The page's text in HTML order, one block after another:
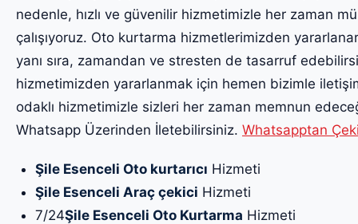
nedenle, hızlı ve güvenilir hizmetimizle her zaman
çalışıyoruz. Oto kurtarma hizmetlerimizden
yanı sıra, zamandan ve stresten de tasarruf
hizmetimizden yararlanmak için hemen bizimle
odaklı hizmetimizle sizleri her zaman memnun
Whatsapp Üzerinden İletebilirsiniz. Whatsapptan
Şile Esenceli Oto kurtarıcı Hizmeti
Şile Esenceli Araç çekici Hizmeti
7/24Şile Esenceli Oto Kurtarma Hizmeti